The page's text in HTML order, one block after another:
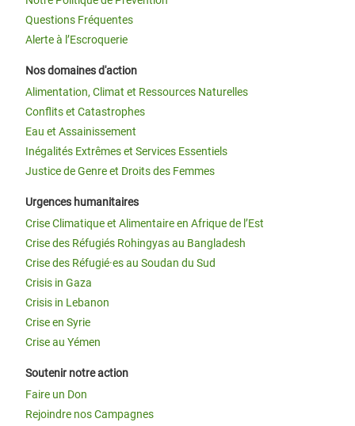
Questions Fréquentes
Alerte à l’Escroquerie
Nos domaines d'action
Alimentation, Climat et Ressources Naturelles
Conflits et Catastrophes
Eau et Assainissement
Inégalités Extrêmes et Services Essentiels
Justice de Genre et Droits des Femmes
Urgences humanitaires
Crise Climatique et Alimentaire en Afrique de l’Est
Crise des Réfugiés Rohingyas au Bangladesh
Crise des Réfugié·es au Soudan du Sud
Crisis in Gaza
Crisis in Lebanon
Crise en Syrie
Crise au Yémen
Soutenir notre action
Faire un Don
Rejoindre nos Campagnes